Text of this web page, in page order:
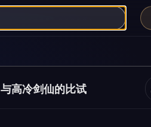
与高冷剑仙的比试